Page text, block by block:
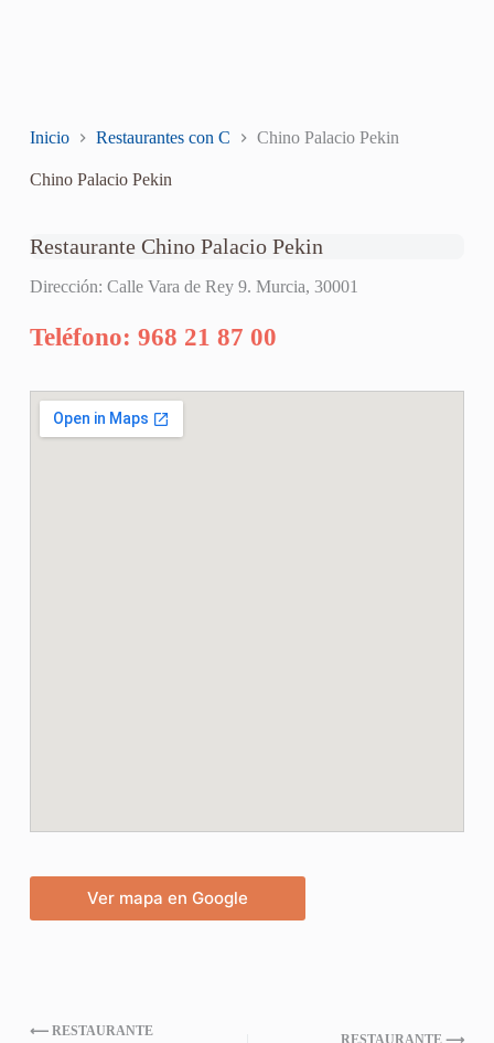
Inicio Restaurantes con C Chino Palacio Pekin
Chino Palacio Pekin
Restaurante Chino Palacio Pekin
Dirección: Calle Vara de Rey 9. Murcia, 30001
Teléfono: 968 21 87 00
Ver mapa en Google
⟵ RESTAURANTE
RESTAURANTE ⟶